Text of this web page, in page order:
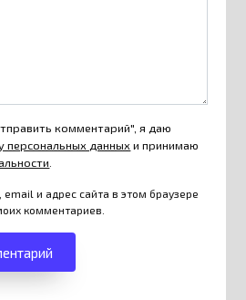
комментарий", я даю
персональных данных и принимаю
и адрес сайта в этом браузере
комментариев.